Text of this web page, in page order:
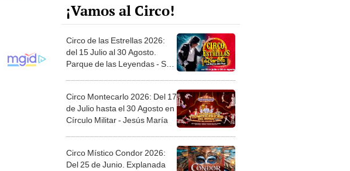
¡Vamos al Circo!
Circo de las Estrellas 2026:
del 15 Julio al 30 Agosto.
Parque de las Leyendas - San
Circo Montecarlo 2026: Del 17
de Julio hasta el 30 Agosto en
Círculo Militar - Jesús María
Circo Místico Condor 2026:
Del 25 de Junio. Explanada